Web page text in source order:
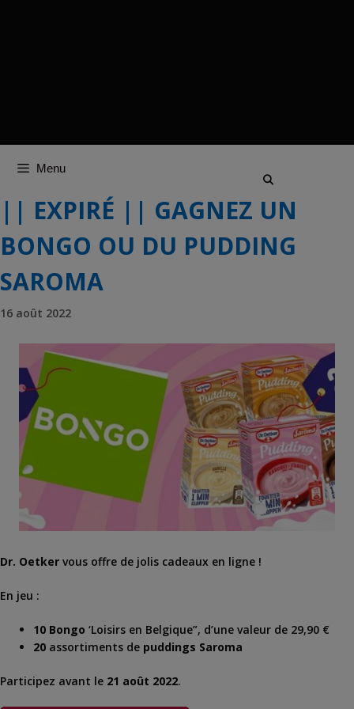
Menu
|| EXPIRÉ || GAGNEZ UN
BONGO OU DU PUDDING
SAROMA
16 août 2022
Dr. Oetker vous offre de jolis cadeaux en ligne !
En jeu :
10 Bongo ‘Loisirs en Belgique”, d’une valeur de 29,90 €
20 assortiments de puddings Saroma
Participez avant le 21 août 2022.